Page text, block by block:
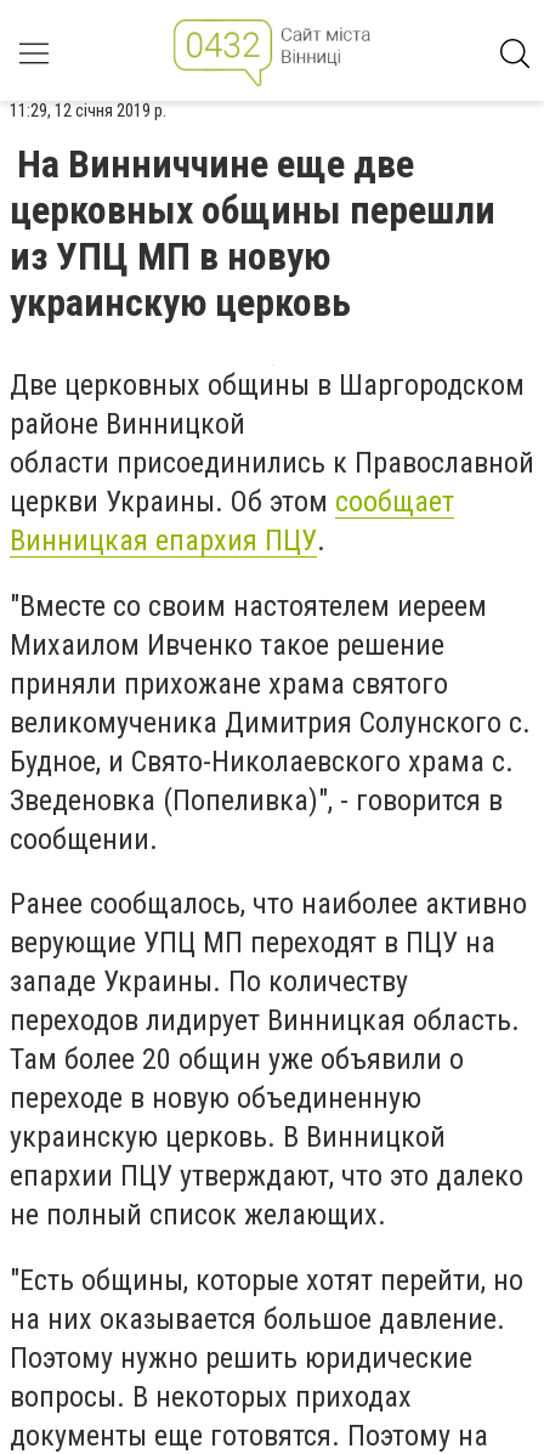
11:29, 12 січня 2019 р.
На Винниччине еще две
церковных общины перешли
из УПЦ МП в новую
украинскую церковь
Две церковных общины в Шаргородском
районе Винницкой
области присоединились к Православной
церкви Украины. Об этом сообщает
Винницкая епархия ПЦУ.
"Вместе со своим настоятелем иереем
Михаилом Ивченко такое решение
приняли прихожане храма святого
великомученика Димитрия Солунского с.
Будное, и Свято-Николаевского храма с.
Зведеновка (Попеливка)", - говорится в
сообщении.
Ранее сообщалось, что наиболее активно
верующие УПЦ МП переходят в ПЦУ на
западе Украины. По количеству
переходов лидирует Винницкая область.
Там более 20 общин уже объявили о
переходе в новую объединенную
украинскую церковь. В Винницкой
епархии ПЦУ утверждают, что это далеко
не полный список желающих.
"Есть общины, которые хотят перейти, но
на них оказывается большое давление.
Поэтому нужно решить юридические
вопросы. В некоторых приходах
документы еще готовятся. Поэтому на